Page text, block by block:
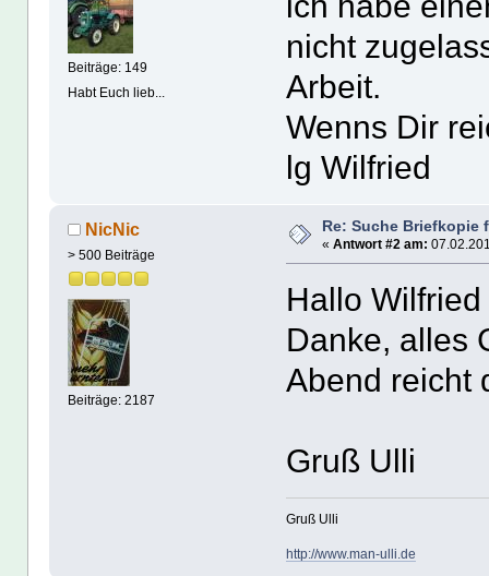
Beiträge: 149
Habt Euch lieb...
nicht
Arbeit.
Wenns Dir
lg Wilfried
NicNic
> 500 Beiträge
Beiträge: 2187
Re: Suche Briefkopie
« Antwort #2 am:
Hallo Wilfried
Danke, alles
Abend reicht
Gruß Ulli
Gruß Ulli
http://www.man-ulli.de